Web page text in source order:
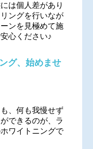
は個人差があり
ングを行いなが
ンを見極めて施
心ください♪
グ、始めませ
、何も我慢せず
できるのが、ラ
ワイトニングで